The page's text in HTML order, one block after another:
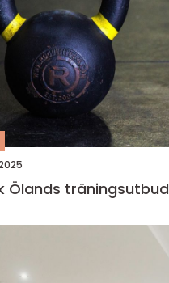
Ölands träningsutbud